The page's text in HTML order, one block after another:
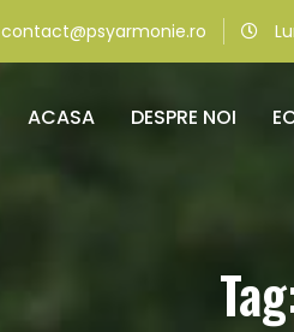
contact@psyarmonie.ro
ACASA DESPRE NOI